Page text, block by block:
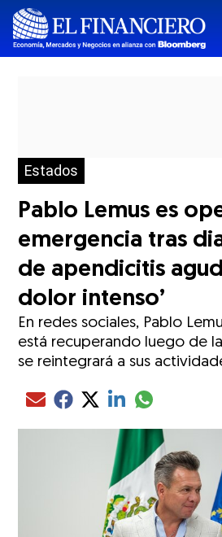
Estados
Pablo Lemus es
emergencia tras
de apendicitis
dolor intenso’
En redes sociales, Pablo
está recuperando luego de
se reintegrará a sus
Compartir el artículo actual
Compartir el artículo actual
Compartir el artículo
Compartir el artículo
Compartir el